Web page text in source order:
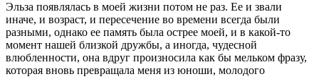
Эльза появлялась в моей жизни потом не раз. Ее и звали
иначе, и возраст, и пересечение во времени всегда были
разными, однако ее память была острее моей, и в какой-то
момент нашей близкой дружбы, а иногда, чудесной
влюбленности, она вдруг произносила как бы мельком фразу,
которая вновь превращала меня из юноши, молодого